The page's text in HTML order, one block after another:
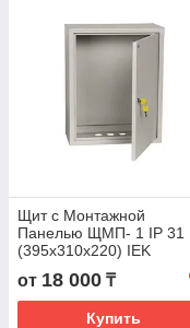
Щит с Монтажной
Панелью ЩМП- 1 IP 31
(395х310х220) IEK
от 18 000 ₸
Купить